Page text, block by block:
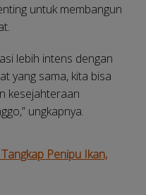
untuk membangun
lebih intens dengan
yang sama, kita bisa
kesejahteraan
ungkapnya.
Penipu Ikan,